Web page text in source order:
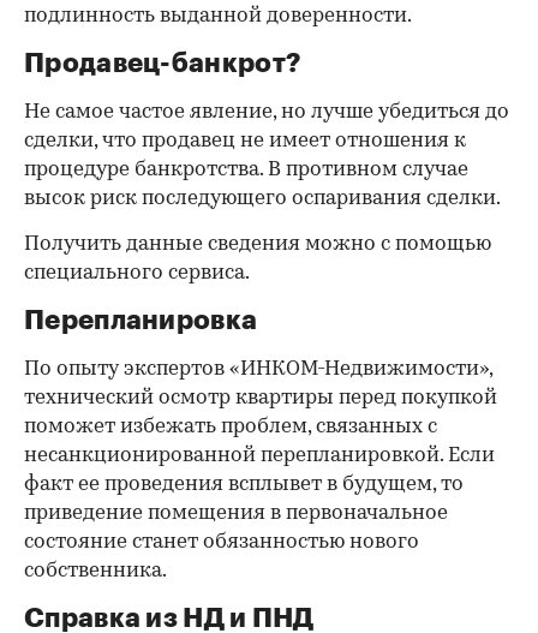
подлинность выданной доверенности.
Продавец-банкрот?
Не самое частое явление, но лучше убедиться до
сделки, что продавец не имеет отношения к
процедуре банкротства. В противном случае
высок риск последующего оспаривания сделки.
Получить данные сведения можно с помощью
специального сервиса.
Перепланировка
По опыту экспертов «ИНКОМ-Недвижимости»,
технический осмотр квартиры перед покупкой
поможет избежать проблем, связанных с
несанкционированной перепланировкой. Если
факт ее проведения всплывет в будущем, то
приведение помещения в первоначальное
состояние станет обязанностью нового
собственника.
Справка из НД и ПНД